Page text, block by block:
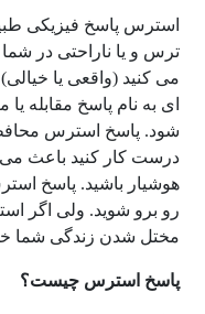
استرس پاسخ فیزیکی
ترس و یا ناراحتی در
می کنید (واقعی یا
ای به نام پاسخ مقابله
شود. پاسخ استرس
درست کار کنید باعث
هوشیار باشید. پاسخ
رو برو شوید. ولی اگر
مختل شدن زندگی شما
پاسخ استرس چیست؟